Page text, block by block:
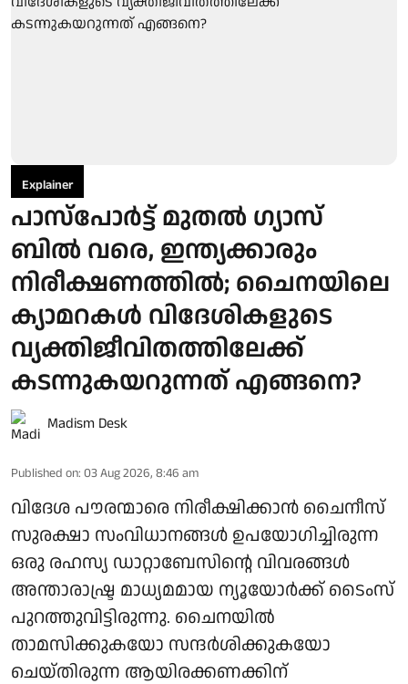
Explainer
പാസ്പോര്‍ട്ട് മുതല്‍ ഗ്യാസ്
ബില്‍ വരെ, ഇന്ത്യക്കാരും
നിരീക്ഷണത്തില്‍; ചൈനയിലെ
ക്യാമറകള്‍ വിദേശികളുടെ
വ്യക്തിജീവിതത്തിലേക്ക്
കടന്നുകയറുന്നത് എങ്ങനെ?
Madism Desk
Published on: 03 Aug 2026, 8:46 am
വിദേശ പൗരന്മാരെ നിരീക്ഷിക്കാന്‍ ചൈനീസ്
സുരക്ഷാ സംവിധാനങ്ങള്‍ ഉപയോഗിച്ചിരുന്ന
ഒരു രഹസ്യ ഡാറ്റാബേസിന്റെ വിവരങ്ങള്‍
അന്താരാഷ്ട്ര മാധ്യമമായ ന്യൂയോര്‍ക്ക് ടൈംസ്
പുറത്തുവിട്ടിരുന്നു. ചൈനയില്‍
താമസിക്കുകയോ സന്ദര്‍ശിക്കുകയോ
ചെയ്തിരുന്ന ആയിരക്കണക്കിന്